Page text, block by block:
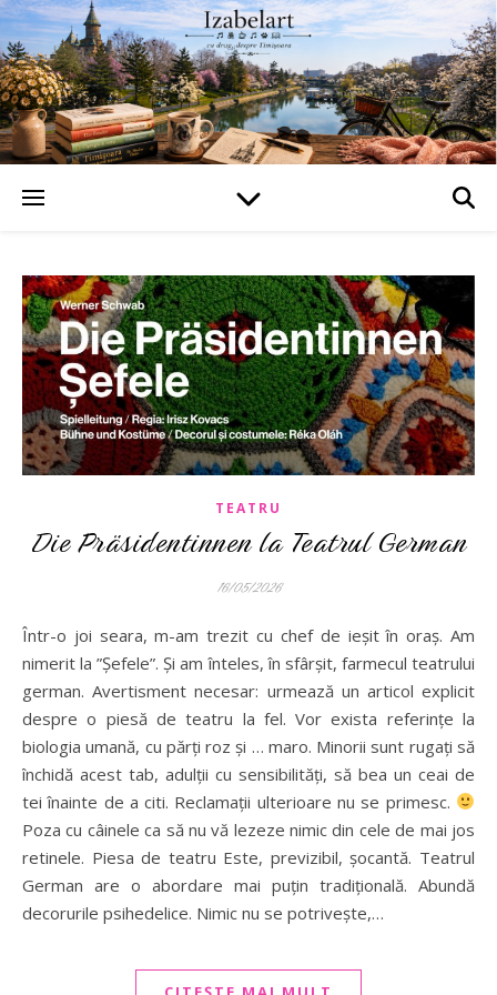
TEATRU
Die Präsidentinnen la Teatrul German
16/05/2026
Într-o joi seara, m-am trezit cu chef de ieșit în oraș. Am
nimerit la ”Șefele”. Și am înteles, în sfârșit, farmecul teatrului
german. Avertisment necesar: urmează un articol explicit
despre o piesă de teatru la fel. Vor exista referințe la
biologia umană, cu părți roz și … maro. Minorii sunt rugați să
închidă acest tab, adulții cu sensibilități, să bea un ceai de
tei înainte de a citi. Reclamații ulterioare nu se primesc.
Poza cu câinele ca să nu vă lezeze nimic din cele de mai jos
retinele. Piesa de teatru Este, previzibil, șocantă. Teatrul
German are o abordare mai puțin tradițională. Abundă
decorurile psihedelice. Nimic nu se potrivește,…